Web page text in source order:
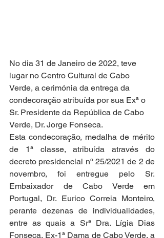
No dia 31 de Janeiro de 2022, teve
lugar no Centro Cultural de Cabo
Verde, a cerimónia da entrega da
condecoração atribuída por sua Exª o
Sr. Presidente da República de Cabo
Verde, Dr. Jorge Fonseca.
Esta condecoração, medalha de mérito
de 1ª classe, atribuída através do
decreto presidencial nº 25/2021 de 2 de
novembro, foi entregue pelo Sr.
Embaixador de Cabo Verde em
Portugal, Dr. Eurico Correia Monteiro,
perante dezenas de individualidades,
entre as quais a Srª Dra. Lígia Dias
Fonseca, Ex-1ª Dama de Cabo Verde, a